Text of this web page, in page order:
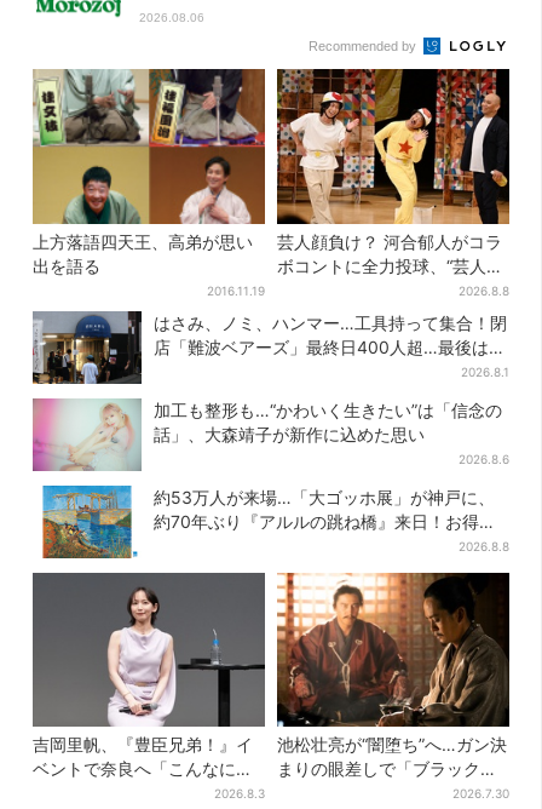
2026.08.06
Recommended by
上方落語四天王、高弟が思い
出を語る
2016.11.19
芸人顔負け？ 河合郁人がコラ
ボコントに全力投球、“芸人も
恥ずかしくてやらない”ギャグ
にも挑戦
2026.8.8
はさみ、ノミ、ハンマー…工具持って集合！閉
店「難波ベアーズ」最終日400人超…最後は
2026.8.1
加工も整形も…“かわいく生きたい”は「信念の
話」、大森靖子が新作に込めた思い
2026.8.6
約53万人が来場…「大ゴッホ展」が神戸に、
約70年ぶり『アルルの跳ね橋』来日！お得な
2026.8.8
吉岡里帆、『豊臣兄弟！』イ
ベントで奈良へ「こんなに楽
しんでもらえてうれしい」2026.8.3
池松壮亮が“闇堕ち”へ…ガン決
まりの眼差しで「ブラック秀
吉がログイン」【豊臣兄弟】
2026.7.30